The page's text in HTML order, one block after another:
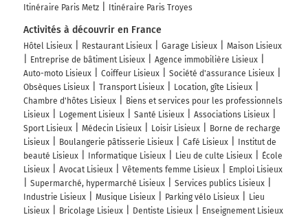
Itinéraire Paris Metz
Itinéraire Paris Troyes
Activités à découvrir en France
Hôtel Lisieux Restaurant Lisieux Garage Lisieux
Maison Lisieux
Entreprise de bâtiment Lisieux
Agence immobilière Lisieux
Auto-moto Lisieux
Coiffeur Lisieux
Société d'assurance Lisieux
Obsèques Lisieux
Transport Lisieux
Location, gîte Lisieux
Chambre d'hôtes Lisieux
Biens et services pour les professionnels
Lisieux
Logement Lisieux Santé Lisieux
Associations Lisieux
Sport Lisieux
Médecin Lisieux Loisir Lisieux
Borne de recharge
Lisieux
Boulangerie pâtisserie Lisieux Café Lisieux
Institut de
beauté Lisieux
Informatique Lisieux Lieu de culte Lisieux
École
Lisieux
Avocat Lisieux Vêtements femme Lisieux
Emploi Lisieux
Supermarché, hypermarché Lisieux
Services publics Lisieux
Industrie Lisieux
Musique Lisieux Parking vélo Lisieux
Lieu
Lisieux
Bricolage Lisieux Dentiste Lisieux
Enseignement Lisieux